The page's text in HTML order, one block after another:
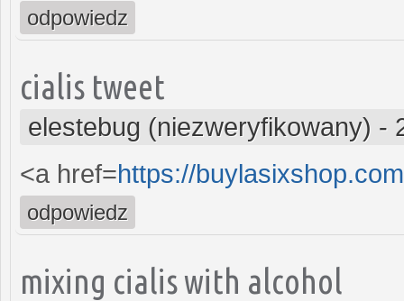
odpowiedz
cialis tweet
elestebug (niezweryfikowany) -
<a href=https://
odpowiedz
mixing cialis with alcohol